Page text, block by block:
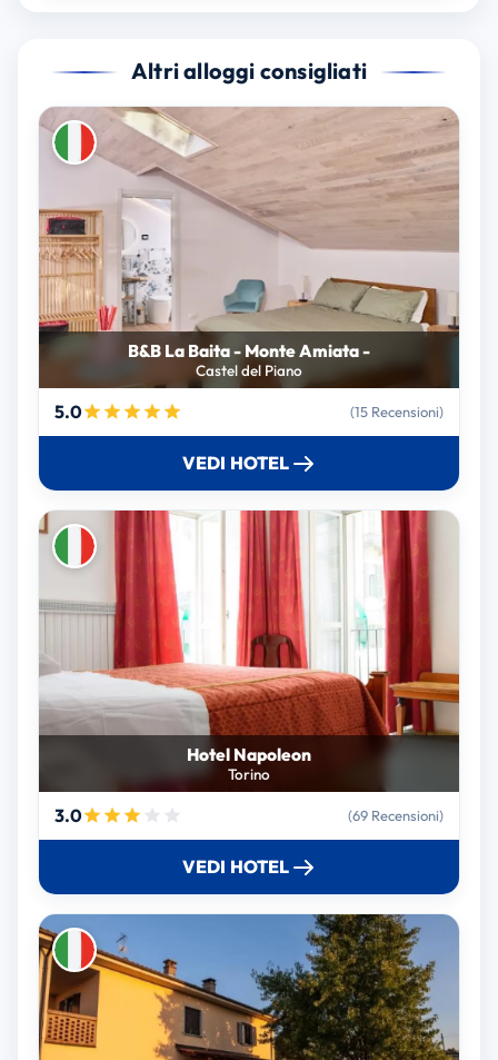
Altri alloggi consigliati
B&B La Baita - Monte Amiata -
Castel del Piano
5.0 (15 Recensioni)
VEDI HOTEL
Hotel Napoleon
Torino
3.0 (69 Recensioni)
VEDI HOTEL